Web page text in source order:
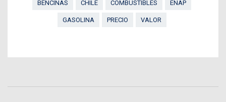
BENCINAS
CHILE COMBUSTIBLES ENAP
GASOLINA PRECIO VALOR